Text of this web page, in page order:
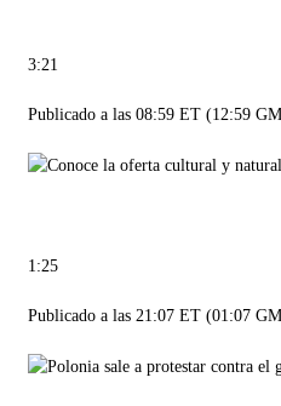
3:21
Publicado a las 08:59 ET (12:59
1:25
Publicado a las 21:07 ET (01:07